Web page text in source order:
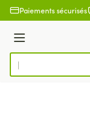
Aller au contenu
Paiements sécurisés
Menu
Rechercher